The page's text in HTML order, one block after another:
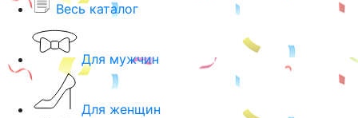
Весь каталог
Для мужчин
Для женщин